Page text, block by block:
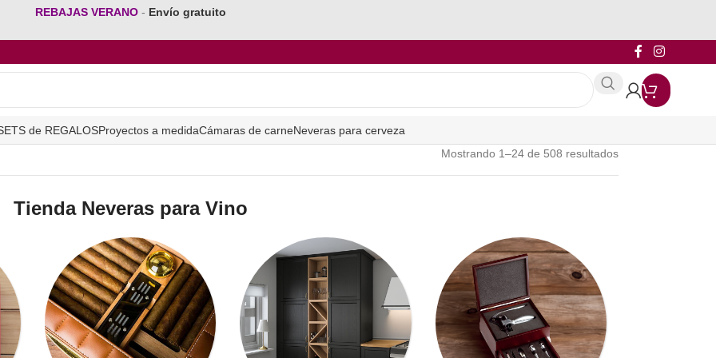
REBAJAS VERANO - Envío gratuito
de REGALOSProyectos a medidaCámaras de carneNeveras para cerveza
Mostrando 1–24 de 508 resultados
Tienda Neveras para Vino